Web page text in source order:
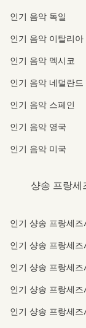
인기 음악 독일
인기 음악 이탈리아
인기 음악 멕시코
인기 음악 네덜란드
인기 음악 스페인
인기 음악 영국
인기 음악 미국
샹송 프랑
인기 샹송 프랑세
인기 샹송 프랑세
인기 샹송 프랑세
인기 샹송 프랑세
인기 샹송 프랑세